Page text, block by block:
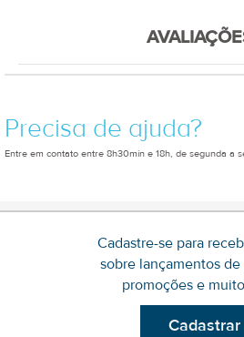
Precisa de ajuda?
Entre em contato entre 8h30min e 18h, de segunda a
Cadastre-se para
sobre lançamentos
promoções e
Cadastrar